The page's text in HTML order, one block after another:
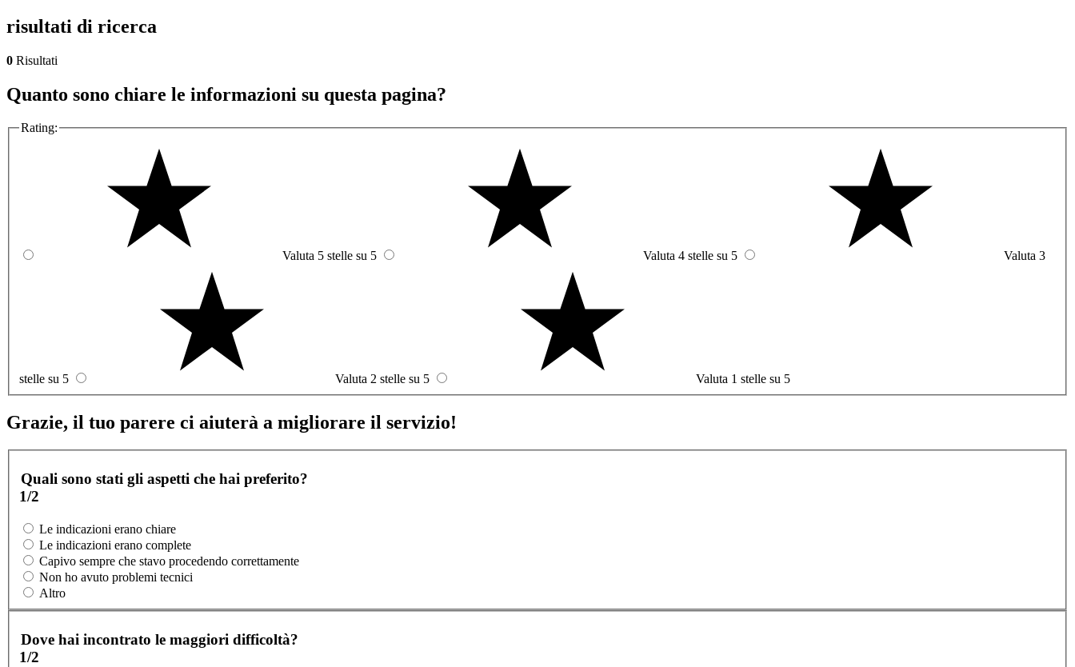
risultati di ricerca
0 Risultati
Quanto sono chiare le informazioni su questa pagina?
Rating:
Valuta 5 stelle su 5 Valuta 4 stelle su 5 Valuta 3
stelle su 5 Valuta 2 stelle su 5 Valuta 1 stelle su 5
Grazie, il tuo parere ci aiuterà a migliorare il servizio!
Quali sono stati gli aspetti che hai preferito?
1/2
Le indicazioni erano chiare
Le indicazioni erano complete
Capivo sempre che stavo procedendo correttamente
Non ho avuto problemi tecnici
Altro
Dove hai incontrato le maggiori difficoltà?
1/2